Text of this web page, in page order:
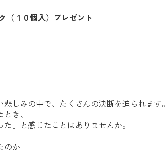
（１０個入）プレゼント
しみの中で、たくさんの決断を迫られます。
き、
た」と感じたことはありませんか。
のか